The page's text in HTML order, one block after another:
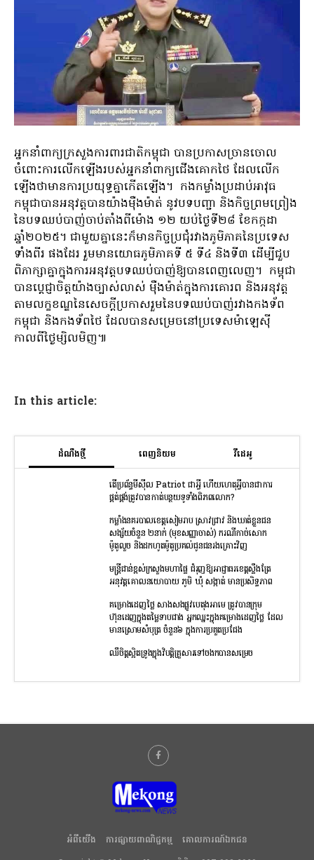
អ្នកនាំពាក្យក្រសួងការពារជាតិកម្ពុជា បានប្រកាសច្រានចោល
ចំពោះការលើកឡើងរបស់អ្នកនាំពាក្យជើងគោកថៃ ដែលលើក
ឡើងថាមានការប្រយុទ្ធគ្នាកើតឡើង។ កងកម្លាំងប្រដាប់អាវុធ
កម្ពុជាបានអនុវត្តបានយ៉ាងម៉ឺងម៉ាត់ នូវបទបញ្ជា និងកិច្ចព្រមព្រៀង
នៃបទឈប់បាញ់ចាប់តាំងពីម៉ោង ១២ យប់ថ្ងៃទី២៨ ខែកក្កដា
ឆ្នាំ២០២៥។ ជាមួយគ្នានេះក៏មានកិច្ចប្រជុំរវាងភូមិភាគនៃប្រទេស
ទាំងពីរ ផងដែរ រួមមានយោធភូមិភាគទី ៥ ទី៤ និងទី៣ ដើម្បីជួប
ពិភាក្សាគ្នាក្នុងការអនុវត្តបទឈប់បាញ់ឱ្យបានពេញលេញ។ កម្ពុជា
បានប្តេជ្ញាចិត្តយ៉ាងច្បាស់លាស់ ម៉ឺងម៉ាត់ក្នុងការគោរព និងអនុវត្ត
តាមលក្ខខណ្ឌនៃសេចក្តីប្រកាសរួមនៃបទឈប់បាញ់រវាងកងទ័ព
កម្ពុជា និងកងទ័ពថៃ ដែលបានសម្រេចនៅប្រទេសម៉ាឡេស៊ី
កាលពីថ្ងៃម្សិលមិញ៕
In this article:
ដំណឹងថ្មី ពេញនិយម វីដេអូ
តើប្រព័ន្ធមីស៊ីល Patriot ជាអ្វី ហើយហេតុអ្វីបានជាការ
ផ្គត់ផ្គង់ត្រូវបានកាត់បន្ថយទូទាំងពិភពលោក?
កម្លាំងនគរបាលខេត្តសៀមរាប ស្រាវជ្រាវ និងឃាត់ខ្លួនជន
សង្ស័យចំនួន ២នាក់ (មុខសញ្ញាចាស់) ករណីកាច់សោក
ម៉ូតូលួច និងដកហូតម៉ូតូប្រគល់ជូនជនរងគ្រោះវិញ
មន្រ្តីជាន់ខ្ពស់ក្រសួងមហាផ្ទៃ ជំរុញឱ្យអាជ្ញាធរខេត្តស្ទឹងត្រែ
អនុវត្តគោលនយោបាយ ភូមិ ឃុំ សង្កាត់ មានប្រសិទ្ធភាព
គម្រោងដេញថ្លៃ សាងសងផ្លូវបេតុងអាមេ ត្រូវបានក្រុម
ហ៊ុនដេញក្នុងតម្លៃទាបជាង អ្នកឈ្នះក្នុងគម្រោងដេញថ្លៃ ដែល
មានស្រោមសំបុត្រ ចំនួន៦ ក្នុងការប្រគួតប្រជែង
ឈឺចិត្តស្អិតទ្រូងក្នុងវិបត្តិគ្រួសារទៅចងកបានសម្រេច
អំពីយើង ការផ្សាយពាណិជ្ជកម្ម
គោលការណ៍ឯកជន